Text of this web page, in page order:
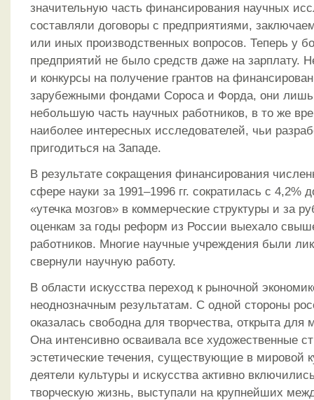
значительную часть финансирования научных
составляли договоры с предприятиями,
или иных производственных вопросов. Теперь у
предприятий не было средств даже на зарплату.
и конкурсы на получение грантов на
зарубежными фондами Сороса и Форда, они лишь
небольшую часть научных работников, в то же
наиболее интересных исследователей, чьи
пригодиться на Западе.
В результате сокращения финансирования
сфере науки за 1991–1996 гг. сократилась с 4,2%
«утечка мозгов» в коммерческие структуры и за
оценкам за годы реформ из России выехало
работников. Многие научные учреждения были
свернули научную работу.
В области искусства переход к рыночной
неоднозначным результатам. С одной стороны
оказалась свободна для творчества, открыта для
Она интенсивно осваивала все художественные
эстетические течения, существующие в мировой
деятели культуры и искусства активно
творческую жизнь, выступали на крупнейших